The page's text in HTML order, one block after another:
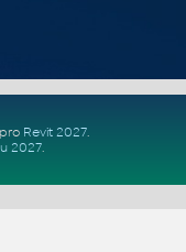
Revit 2027.
2027.